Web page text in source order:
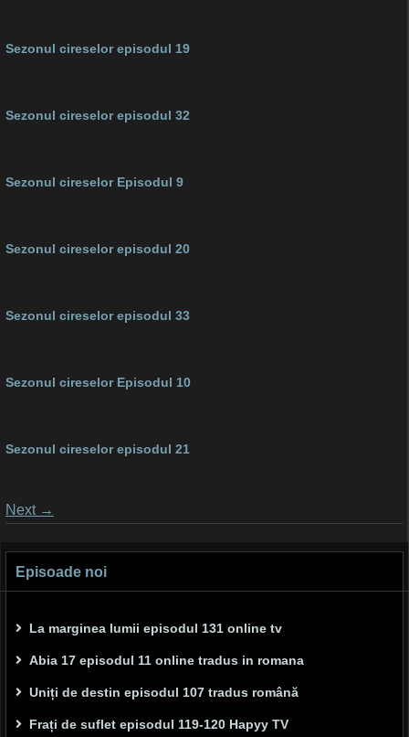
Sezonul cireselor episodul 19
Sezonul cireselor episodul 32
Sezonul cireselor Episodul 9
Sezonul cireselor episodul 20
Sezonul cireselor episodul 33
Sezonul cireselor Episodul 10
Sezonul cireselor episodul 21
Posts
Next →
Episoade noi
La marginea lumii episodul 131 online tv
Abia 17 episodul 11 online tradus in romana
Uniți de destin episodul 107 tradus română
Frați de suflet episodul 119-120 Hapyy TV